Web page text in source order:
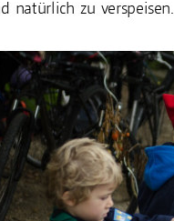
natürlich zu verspeisen.